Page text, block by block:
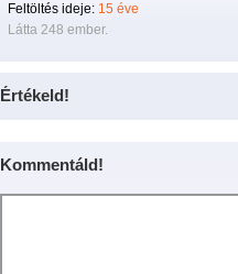
Feltöltés ideje: 15 éve
Látta 248 ember.
Értékeld!
Kommentáld!